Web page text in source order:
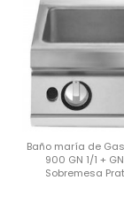
Baño maría de
900 GN 1/1 +
Sobremesa